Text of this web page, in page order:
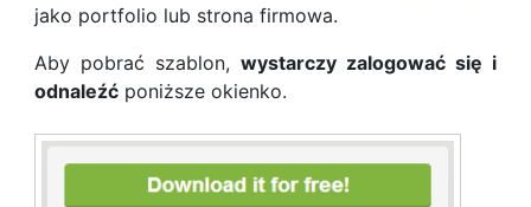
jako portfolio lub strona firmowa.
Aby pobrać szablon, wystarczy zalogować się i
odnaleźćponiższe okienko.